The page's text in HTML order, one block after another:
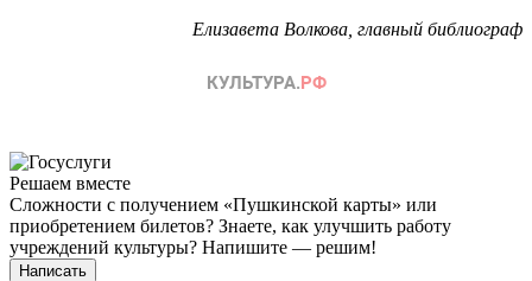
Елизавета Волкова, главный библиограф
Решаем вместе
Сложности с получением «Пушкинской карты» или
приобретением билетов? Знаете, как улучшить работу
учреждений культуры? Напишите — решим!
Написать